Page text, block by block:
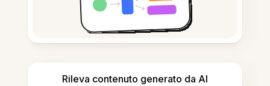
Rileva contenuto generato da AI